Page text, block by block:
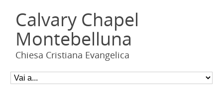
Calvary Chapel
Montebelluna
Chiesa Cristiana Evangelica